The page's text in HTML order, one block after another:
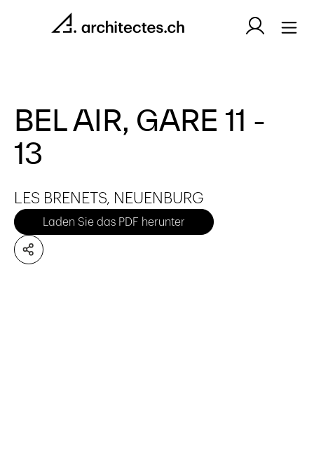
BEL AIR, GARE 11 -
13
LES BRENETS, NEUENBURG
Laden Sie das PDF herunter